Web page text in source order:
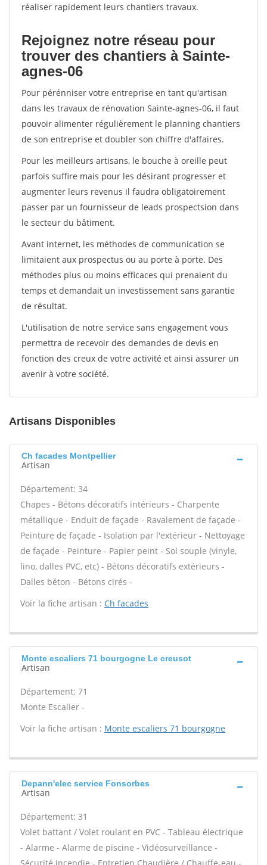
réaliser rapidement leurs chantiers travaux.
Rejoignez notre réseau pour
trouver des chantiers à Sainte-
agnes-06
Pour pérénniser votre entreprise en tant qu'artisan
dans les travaux de rénovation Sainte-agnes-06, il faut
pouvoir alimenter régulièrement le planning chantiers
de son entreprise et doubler son chiffre d'affaires.
Pour les meilleurs artisans, le bouche à oreille peut
parfois suffire mais pour les désirant progresser et
augmenter leurs revenus il faudra obligatoirement
passer par un fournisseur de leads prospectsion dans
le secteur du bâtiment.
Avant internet, les méthodes de communication se
limitaient aux prospectus ou au porte à porte. Des
méthodes plus ou moins efficaces qui prenaient du
temps et demandait un investissement sans garantie
de résultat.
L'utilisation de notre service sans engagement vous
permettra de recevoir des demandes de devis en
fonction des creux de votre activité et ainsi assurer un
avenir à votre société.
Artisans Disponibles
Ch facades Montpellier
Artisan
Département: 34
Chapes - Bétons décoratifs intérieurs - Charpente
métallique - Enduit de façade - Ravalement de façade -
Peinture de façade - Isolation par l'extérieur - Nettoyage
de façade - Peinture - Papier peint - Sol souple (vinyle,
lino, dalles PVC, etc) - Bétons décoratifs extérieurs -
Dalles béton - Bétons cirés -
Voir la fiche artisan : Ch facades
Monte escaliers 71 bourgogne Le creusot
Artisan
Département: 71
Monte Escalier -
Voir la fiche artisan : Monte escaliers 71 bourgogne
Depann'elec service Fonsorbes
Artisan
Département: 31
Volet battant / Volet roulant en PVC - Tableau électrique
- Alarme - Alarme de piscine - Vidéosurveillance -